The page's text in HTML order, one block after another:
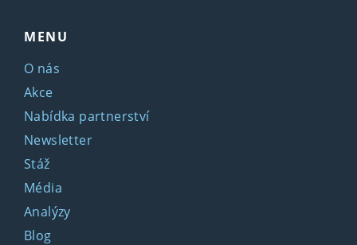
MENU
O nás
Akce
Nabídka partnerství
Newsletter
Stáž
Média
Analýzy
Blog